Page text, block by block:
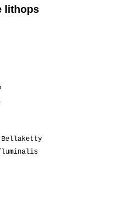
lithops
Bellaketty